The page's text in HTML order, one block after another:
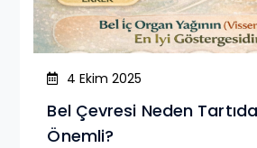
4 Ekim 2025
Bel Çevresi Neden
Önemli?